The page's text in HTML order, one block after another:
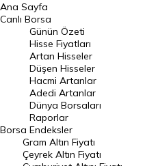
BIST 100 Hisseleri
En Çok Artan Hisseler
En Çok Düşen Hisseler
Hacmi Artanlar
Geçmiş Kapanışlar
Dünya Borsaları
Raporlar
Ana Sayfa
Canlı Borsa
Borsa
Günün Özeti
Hisse Fiyatları
Artan Hisseler
Düşen Hisseler
Hacmi Artanlar
Adedi Artanlar
Dünya Borsaları
Raporlar
Endeksler
Gram Altın Fiyatı
Çeyrek Altın Fiyatı